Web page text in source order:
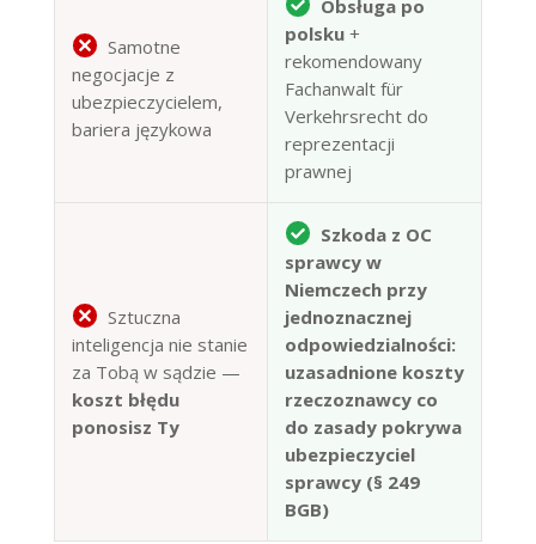
Samotne
negocjacje z
ubezpieczycielem,
bariera językowa
Obsługa po
polsku+
rekomendowany
Fachanwalt für
Verkehrsrecht do
reprezentacji
prawnej
Sztuczna
inteligencja nie stanie
za Tobą w sądzie —
koszt błędu
ponosisz Ty
Szkoda z OC
sprawcy w
Niemczech przy
jednoznacznej
odpowiedzialności:
uzasadnione koszty
rzeczoznawcy co
do zasady pokrywa
ubezpieczyciel
sprawcy (§ 249
BGB)